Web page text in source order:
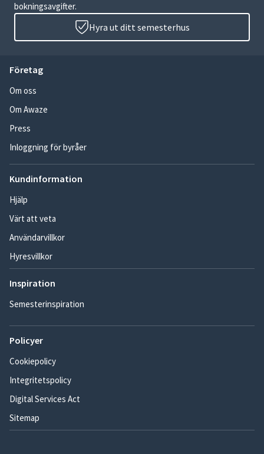
bokningsavgifter.
Hyra ut ditt semesterhus
Företag
Om oss
Om Awaze
Press
Inloggning för byråer
Kundinformation
Hjälp
Värt att veta
Användarvillkor
Hyresvillkor
Inspiration
Semesterinspiration
Policyer
Cookiepolicy
Integritetspolicy
Digital Services Act
Sitemap